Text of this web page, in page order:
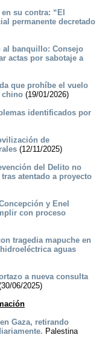
su contra: “El
permanente decretado
al banquillo: Consejo
actas por sabotaje a
que prohíbe el vuelo
chino (19/01/2026)
identificados por
de
(12/11/2025)
del Delito no
atentado a proyecto
y Enel
con proceso
tragedia mapuche en
aguas
a nueva consulta
06/2025)
Gaza, retirando
Palestina